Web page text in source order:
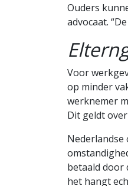
Ouders
advocaat.
Voor
op minder
werknemer
Dit geldt
Nederlandse
betaald door
het hangt